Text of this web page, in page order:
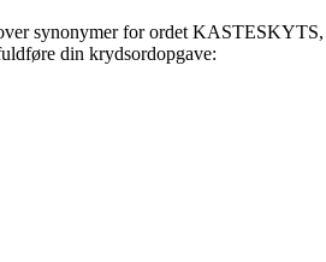
synonymer for ordet KASTESKYTS,
din krydsordopgave: